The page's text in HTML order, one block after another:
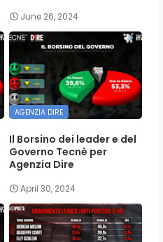
June 26, 2024
AGENZIA DIRE
Il Borsino dei leader e del
Governo Tecnè per
Agenzia Dire
April 30, 2024